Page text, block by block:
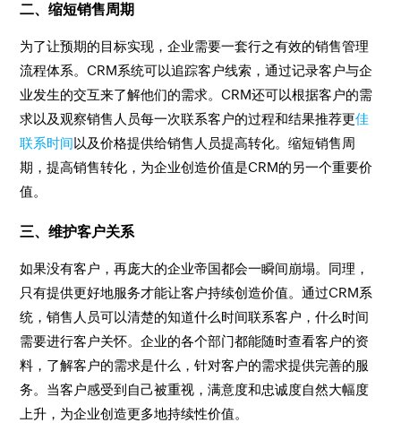
二、缩短销售周期
为了让预期的目标实现，企业需要一套行之有效的销售管理
流程体系。CRM系统可以追踪客户线索，通过记录客户与企
业发生的交互来了解他们的需求。CRM还可以根据客户的需
求以及观察销售人员每一次联系客户的过程和结果推荐更佳
联系时间以及价格提供给销售人员提高转化。缩短销售周
期，提高销售转化，为企业创造价值是CRM的另一个重要价
值。
三、维护客户关系
如果没有客户，再庞大的企业帝国都会一瞬间崩塌。同理，
只有提供更好地服务才能让客户持续创造价值。通过CRM系
统，销售人员可以清楚的知道什么时间联系客户，什么时间
需要进行客户关怀。企业的各个部门都能随时查看客户的资
料，了解客户的需求是什么，针对客户的需求提供完善的服
务。当客户感受到自己被重视，满意度和忠诚度自然大幅度
上升，为企业创造更多地持续性价值。